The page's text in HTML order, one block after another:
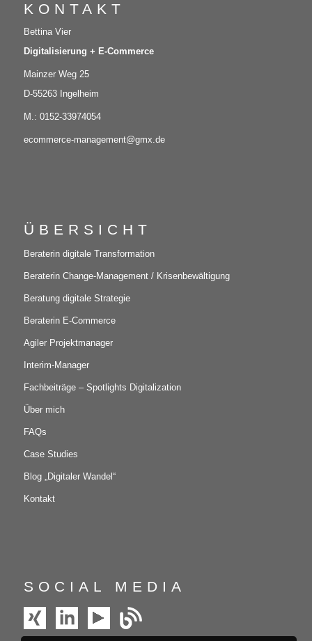
KONTAKT
Bettina Vier
Digitalisierung + E-Commerce
Mainzer Weg 25
D-55263 Ingelheim
M.: 0152-33974054
ecommerce-management@gmx.de
ÜBERSICHT
Beraterin digitale Transformation
Beraterin Change-Management / Krisenbewältigung
Beratung digitale Strategie
Beraterin E-Commerce
Agiler Projektmanager
Interim-Manager
Fachbeiträge – Spotlights Digitalization
Über mich
FAQs
Case Studies
Blog „Digitaler Wandel“
Kontakt
SOCIAL MEDIA